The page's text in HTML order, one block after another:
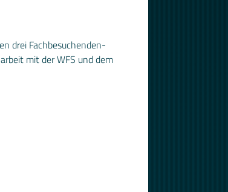
drei Fachbesuchenden-
mit der WFS und dem